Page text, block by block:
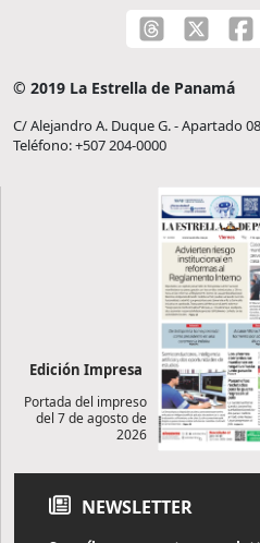
© 2019 La Estrella de Panamá
C/ Alejandro A. Duque G. - Apartado
Teléfono: +507 204-0000
Edición Impresa
Portada del impreso
del 7 de agosto de
2026
NEWSLETTER